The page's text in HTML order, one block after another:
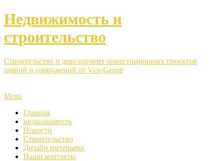
Недвижимость и
строительство
Строительство и девелопмент инвестиционных проектов
зданий и сооружений от Vcp-Group
Menu
Главная
недвижимость
Новости
Строительство
Дизайн интерьера
Наши контакты